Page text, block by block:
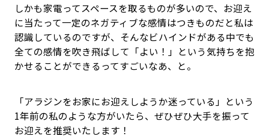
しかも家電ってスペースを取るものが多いので、お迎え
に当たって一定のネガティブな感情はつきものだと私は
認識しているのですが、そんなビハインドがある中でも
全ての感情を吹き飛ばして「よい！」という気持ちを抱
かせることができるってすごいなあ、と。
「アラジンをお家にお迎えしようか迷っている」という
1年前の私のような方がいたら、ぜひぜひ大手を振って
お迎えを推奨いたします！